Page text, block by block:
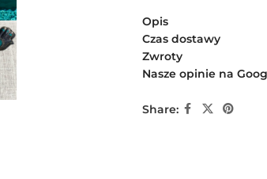
Opis
Czas dostawy
Zwroty
Nasze opinie na
Share: